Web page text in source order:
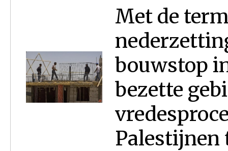
Met de
bouwstop
bezette
Palestijnen